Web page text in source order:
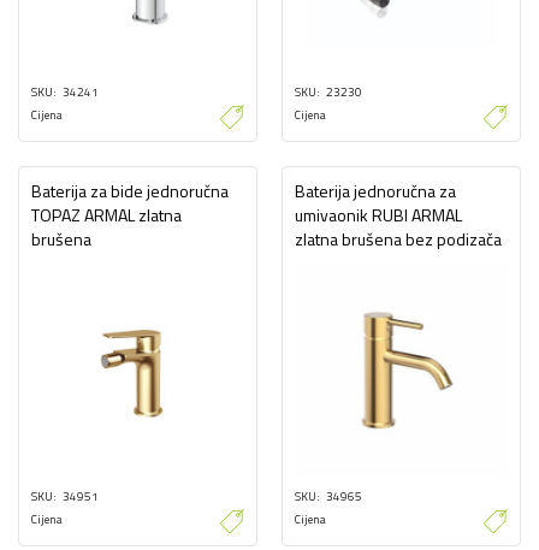
SKU 34241
Cijena
SKU 23230
Cijena
Baterija za bide jednoručna
TOPAZ ARMAL zlatna
brušena
SKU 34951
Cijena
Baterija jednoručna za
umivaonik RUBI ARMAL
zlatna brušena bez podizača
SKU 34965
Cijena